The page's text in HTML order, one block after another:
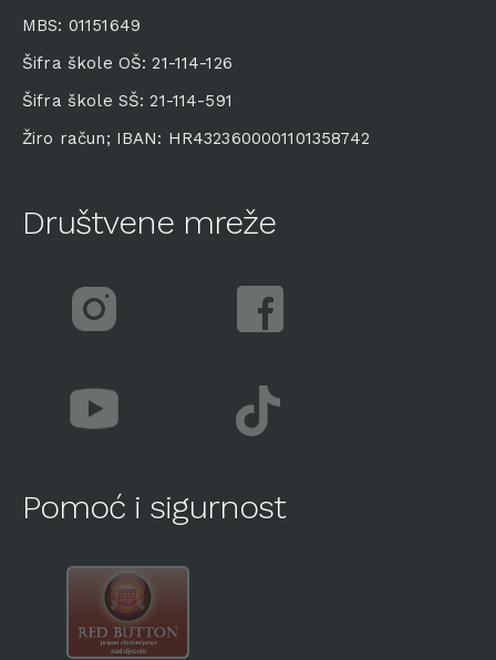
MBS: 01151649
Šifra škole OŠ: 21-114-126
Šifra škole SŠ: 21-114-591
Žiro račun; IBAN: HR4323600001101358742
Društvene mreže
Pomoć i sigurnost